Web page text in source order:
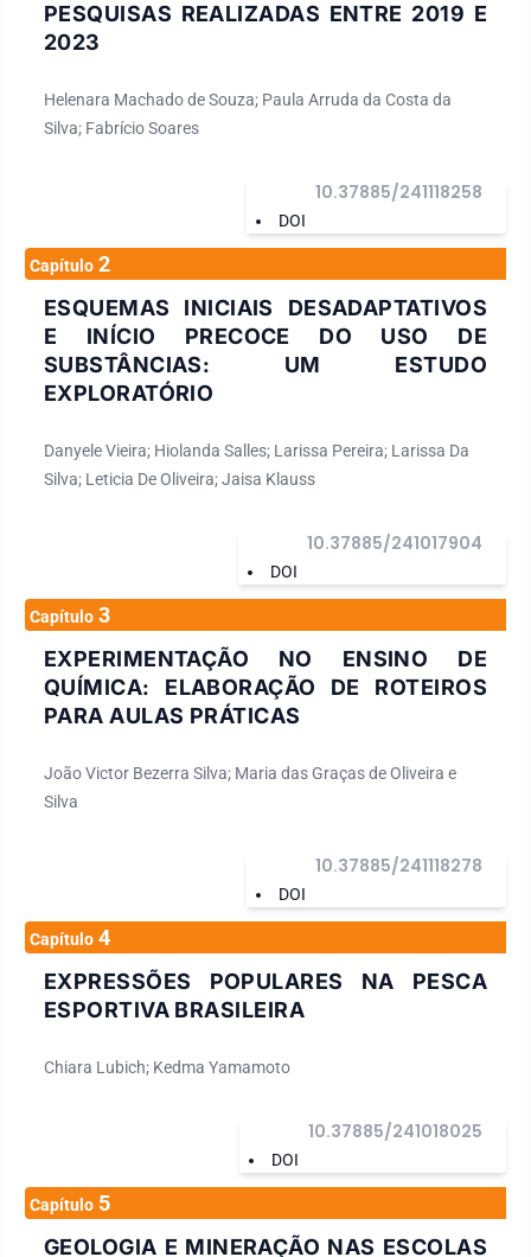
PESQUISAS REALIZADAS ENTRE 2019 E
2023
Helenara Machado de Souza; Paula Arruda da Costa da
Silva; Fabrício Soares
DOI
10.37885/241118258
Capítulo 2
ESQUEMAS INICIAIS DESADAPTATIVOS
E INÍCIO PRECOCE DO USO DE
SUBSTÂNCIAS: UM ESTUDO
EXPLORATÓRIO
Danyele Vieira; Hiolanda Salles; Larissa Pereira; Larissa Da
Silva; Leticia De Oliveira; Jaisa Klauss
DOI
10.37885/241017904
Capítulo 3
EXPERIMENTAÇÃO NO ENSINO DE
QUÍMICA: ELABORAÇÃO DE ROTEIROS
PARA AULAS PRÁTICAS
João Victor Bezerra Silva; Maria das Graças de Oliveira e
Silva
DOI
10.37885/241118278
Capítulo 4
EXPRESSÕES POPULARES NA PESCA
ESPORTIVA BRASILEIRA
Chiara Lubich; Kedma Yamamoto
DOI
10.37885/241018025
Capítulo 5
GEOLOGIA E MINERAÇÃO NAS ESCOLAS